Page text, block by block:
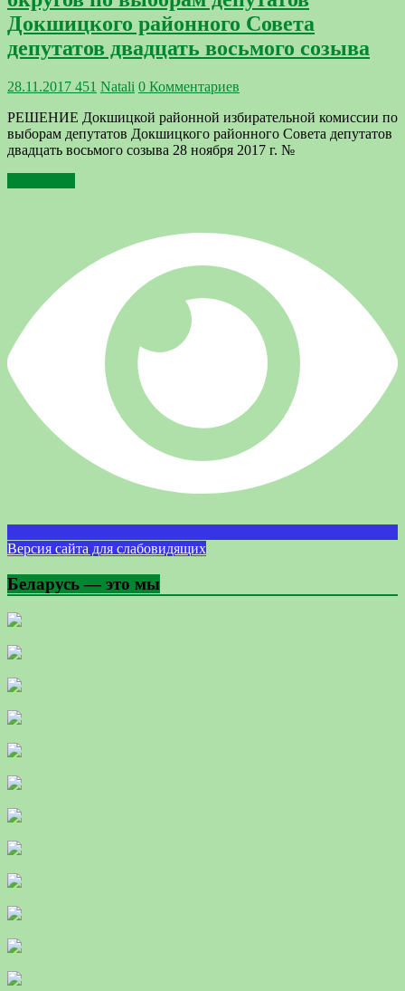
Докшицкого районного Совета
депутатов двадцать восьмого созыва
28.11.2017 451 Natali 0 Комментариев
РЕШЕНИЕ Докшицкой районной избирательной комиссии по
выборам депутатов Докшицкого районного Совета депутатов
двадцать восьмого созыва 28 ноября 2017 г. №
Версия сайта для слабовидящих
Беларусь — это мы